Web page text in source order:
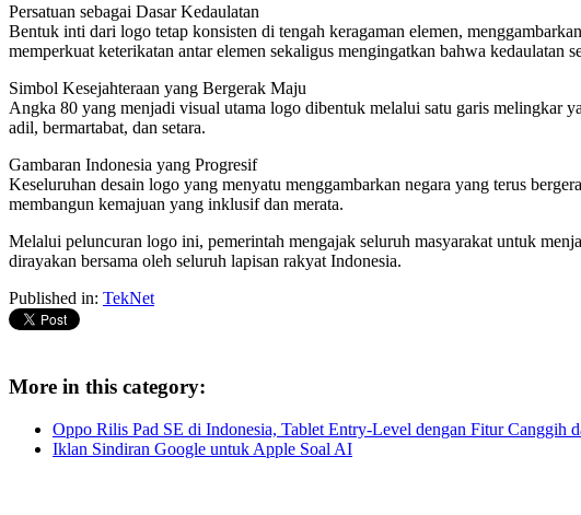
Persatuan sebagai Dasar Kedaulatan
Bentuk inti dari logo tetap konsisten di tengah keragaman elemen,
memperkuat keterikatan antar elemen sekaligus mengingatkan bahwa
Simbol Kesejahteraan yang Bergerak Maju
Angka 80 yang menjadi visual utama logo dibentuk melalui satu garis melingkar
adil, bermartabat, dan setara.
Gambaran Indonesia yang Progresif
Keseluruhan desain logo yang menyatu menggambarkan negara yang terus
membangun kemajuan yang inklusif dan merata.
Melalui peluncuran logo ini, pemerintah mengajak seluruh masyarakat untuk
dirayakan bersama oleh seluruh lapisan rakyat Indonesia.
Published in: TekNet
More in this category:
Oppo Rilis Pad SE di Indonesia, Tablet Entry-Level dengan Fitur Canggih
Iklan Sindiran Google untuk Apple Soal AI